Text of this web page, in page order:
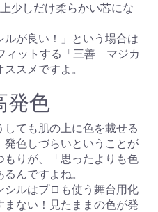
少しだけ柔らかい芯にな
ルが良い！」という場合は
ィットする「三善 マジカ
スメですよ。
発色
ても肌の上に色を載せる
発色しづらいということが
りが、「思ったよりも色
んですよね。
ルはプロも使う舞台用化
ない！見たままの色が発